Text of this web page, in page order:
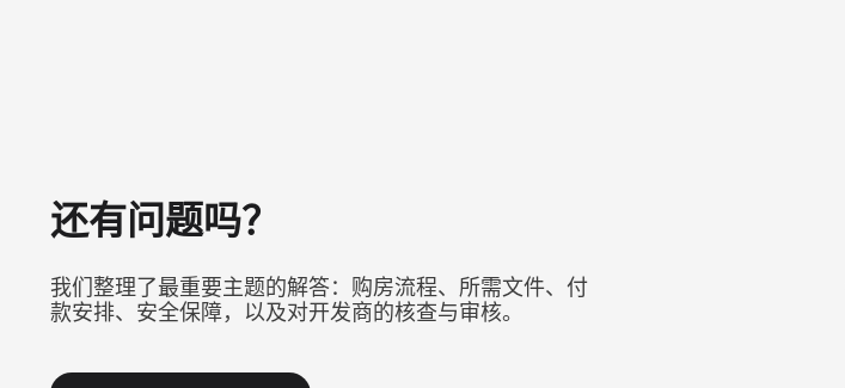
还有问题吗？
我们整理了最重要主题的解答：购房流程、所需文件、付
款安排、安全保障，以及对开发商的核查与审核。